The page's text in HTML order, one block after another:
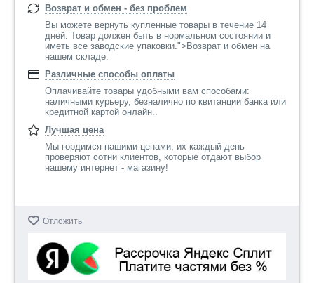
Возврат и обмен - без проблем
Вы можете вернуть купленные товары в течение 14
дней. Товар должен быть в нормальном состоянии и
иметь все заводские упаковки.">Возврат и обмен на
нашем складе.
Различные способы оплаты
Оплачивайте товары удобными вам способами:
наличными курьеру, безналично по квитанции банка или
кредитной картой онлайн..
Лучшая цена
Мы гордимся нашими ценами, их каждый день
проверяют сотни клиентов, которые отдают выбор
нашему интернет - магазину!
Отложить